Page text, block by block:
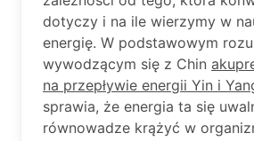
dotyczy i na ile wierzymy w
energię. W podstawowym
wywodzącym się z Chin
na przepływie energii Yin i
sprawia, że energia ta się
równowadze krążyć w